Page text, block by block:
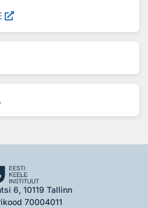
6, 10119 Tallinn
70004011